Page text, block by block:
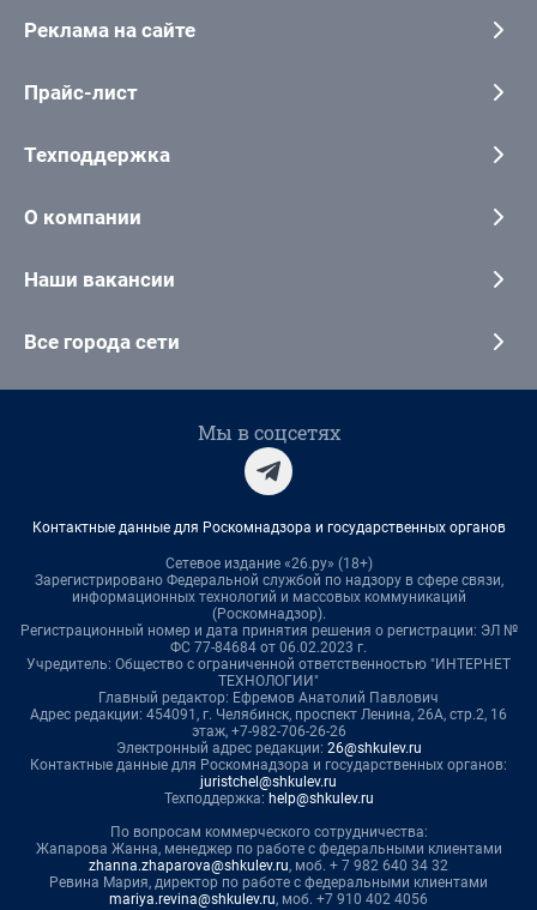
Реклама на сайте
Прайс-лист
Техподдержка
О компании
Наши вакансии
Все города сети
Мы в соцсетях
Контактные данные для Роскомнадзора и государственных органов
Сетевое издание «26.ру» (18+)
Зарегистрировано Федеральной службой по надзору в сфере связи,
информационных технологий и массовых коммуникаций
(Роскомнадзор).
Регистрационный номер и дата принятия решения о регистрации: ЭЛ №
ФС 77-84684 от 06.02.2023 г.
Учредитель: Общество с ограниченной ответственностью "ИНТЕРНЕТ
ТЕХНОЛОГИИ"
Главный редактор: Ефремов Анатолий Павлович
Адрес редакции: 454091, г. Челябинск, проспект Ленина, 26А, стр.2, 16
этаж, +7-982-706-26-26
Электронный адрес редакции: 26@shkulev.ru
Контактные данные для Роскомнадзора и государственных органов:
juristchel@shkulev.ru
Техподдержка: help@shkulev.ru
По вопросам коммерческого сотрудничества:
Жапарова Жанна, менеджер по работе с федеральными клиентами
zhanna.zhaparova@shkulev.ru, моб. + 7 982 640 34 32
Ревина Мария, директор по работе с федеральными клиентами
mariya.revina@shkulev.ru, моб. +7 910 402 4056